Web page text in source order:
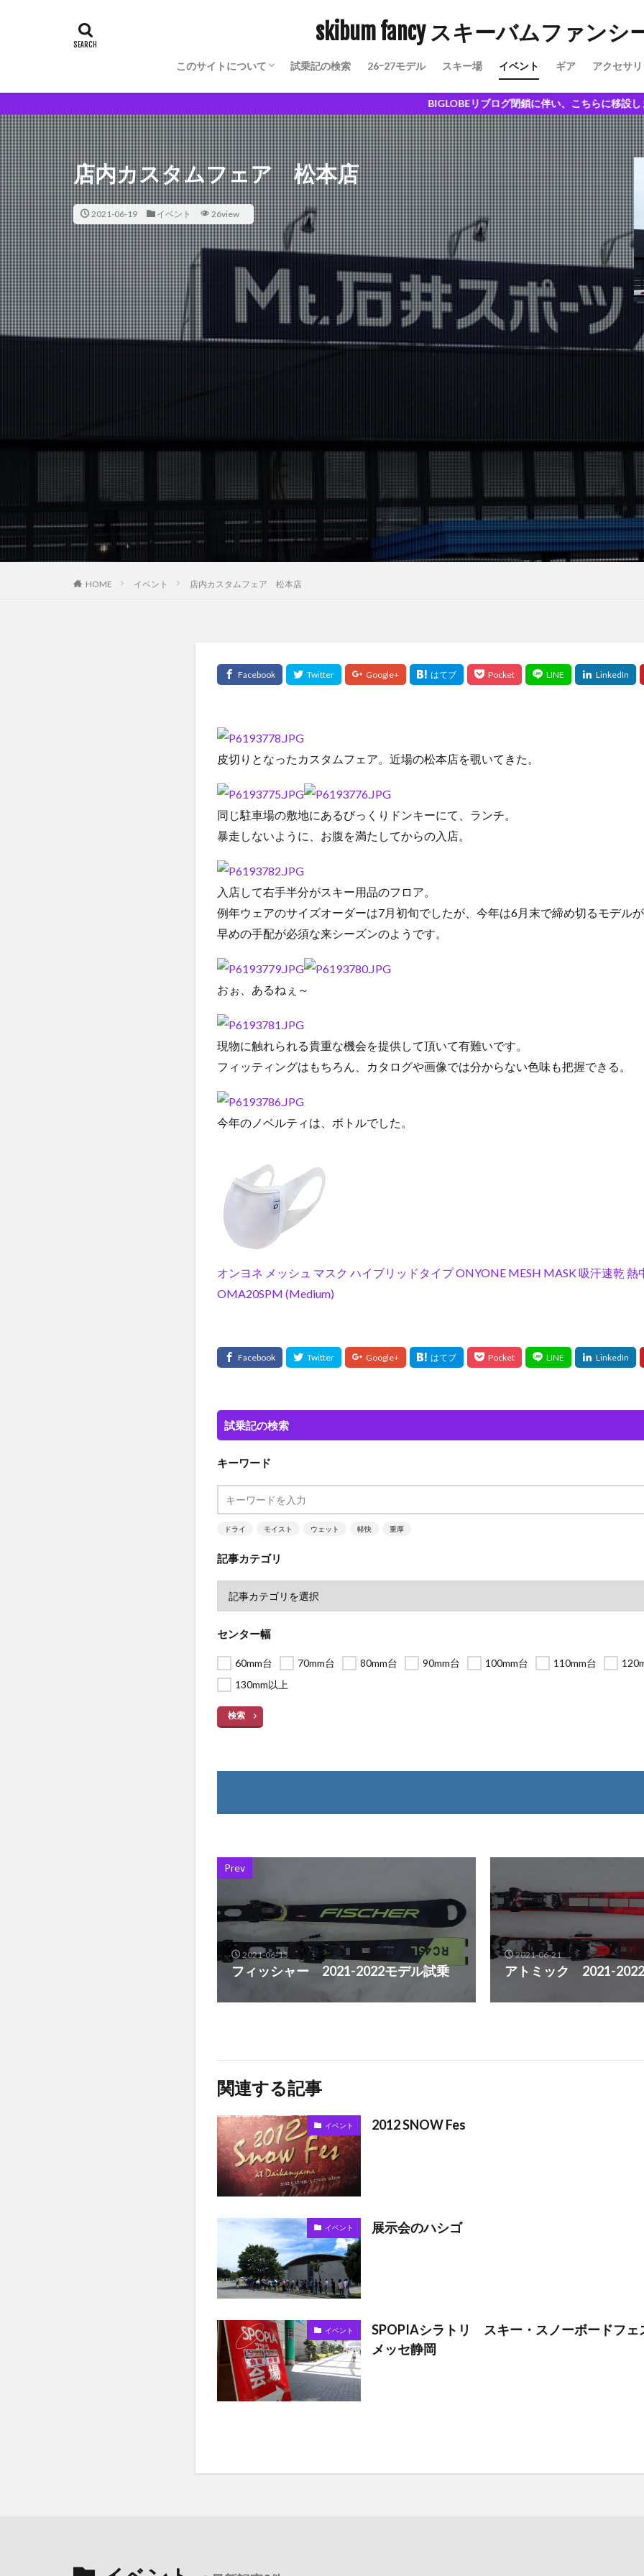
skibum fancy スキーバムファンシ
このサイトについて
Blog Author Owned Model
モノからヒトの理解が深まる愉しさ
試乗記の検索 26ｰ27モデル スキー場 イベント ギア アクセサリ
BIGLOBEリブログ閉鎖に伴い、こちらに移設しました。試乗記の
店内カスタムフェア 松本店
2021-06-19 イベント 26view
HOME イベント 店内カスタムフェア 松本店
皮切りとなったカスタムフェア。近場の松本店を覗いてきた。
同じ駐車場の敷地にあるびっくりドンキーにて、ランチ。
暴走しないように、お腹を満たしてからの入店。
入店して右手半分がスキー用品のフロア。
例年ウェアのサイズオーダーは7月初旬でしたが、今年は6月末で締め切るモデルが
早めの手配が必須な来シーズンのようです。
おぉ、あるねぇ～
現物に触れられる貴重な機会を提供して頂いて有難いです。
フィッティングはもちろん、カタログや画像では分からない色味も把握できる。
今年のノベルティは、ボトルでした。
オンヨネ メッシュ マスク ハイブリッドタイプ ONYONE MESH MASK 吸汗速乾 熱
OMA20SPM (Medium)
試乗記の検索
キーワード
ドライ モイスト ウェット 軽快 重厚
記事カテゴリ
センター幅
60mm台 70mm台 80mm台 90mm台 100mm台 110mm台
130mm以上
検索
Prev
2021-06-13
フィッシャー 2021-2022モデル試乗
2021-06-21
アトミック 2021-
関連する記事
イベント 2012 SNOW Fes
イベント 展示会のハシゴ
イベント
SPOPIAシラトリ スキー・スノーボードフェ
メッセ静岡